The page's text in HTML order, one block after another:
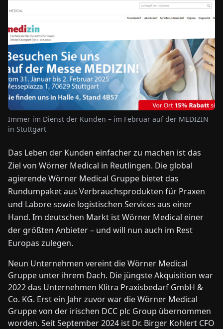
PAPER
NEWS
ÜBER
UNS
EN DEFRES ITNL PLHU
KONTAKT
ZU
Immer im Dienst der Kunden – im Februar auf der MEDIZIN
in Stuttgart
Das Leben der Kunden einfacher zu machen ist das
Ziel von Wörner Medical in Reutlingen. Die global
agierende Wörner Medical Gruppe bietet das
Rundumpaket aus Verbrauchsprodukten für Praxen
und Labore sowie logistischen Services aus einer
Hand. Im deutschen Markt ist Wörner Medical einer
der größten Anbieter – und will nun auch im Rest
Europas zulegen.
Neun Unternehmen vereint die Wörner Medical
Gruppe unter ihrem Dach. Die jüngste Akquisition war
2022 das Unternehmen Klitra Praxisbedarf GmbH &
Co. KG. Erst ein Jahr zuvor war die Wörner Medical
Gruppe von der irischen DCC plc Group übernommen
worden. Seit September 2024 ist Dr. Birger Kohlert CFO